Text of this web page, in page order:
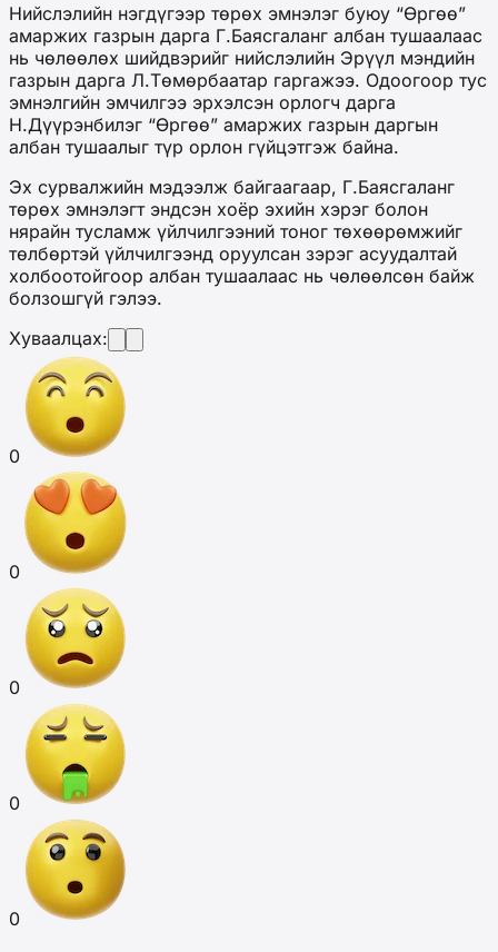
Нийслэлийн нэгдүгээр төрөх эмнэлэг буюу “Өргөө”
амаржих газрын дарга Г.Баясгаланг албан тушаалаас
нь чөлөөлөх шийдвэрийг нийслэлийн Эрүүл мэндийн
газрын дарга Л.Төмөрбаатар гаргажээ. Одоогоор тус
эмнэлгийн эмчилгээ эрхэлсэн орлогч дарга
Н.Дүүрэнбилэг “Өргөө” амаржих газрын даргын
албан тушаалыг түр орлон гүйцэтгэж байна.
Эх сурвалжийн мэдээлж байгаагаар, Г.Баясгаланг
төрөх эмнэлэгт эндсэн хоёр эхийн хэрэг болон
нярайн тусламж үйлчилгээний тоног төхөөрөмжийг
төлбөртэй үйлчилгээнд оруулсан зэрэг асуудалтай
холбоотойгоор албан тушаалаас нь чөлөөлсөн байж
болзошгүй гэлээ.
Хуваалцах:
0
0
0
0
0